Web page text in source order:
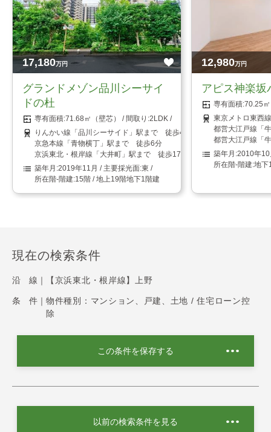
17,180万円
グランドメゾン品川シーサイ
ドの杜
71.68㎡（壁芯）
2LDK
りんかい線「品川シーサイド」駅まで 徒歩4分
京急本線「青物横丁」駅まで 徒歩6分
京浜東北・根岸線「大井町」駅まで 徒歩17分
2019年11月
東
15階 / 地上19階地下1階建
12,980万円
アピス神楽坂
70.25
東京メトロ東西
都営大江戸線「
都営大江戸線「
2010年10
地下
現在の検索条件
沿 線｜ 【京浜東北・根岸線】上野
条 件｜ 物件種別：マンション、戸建、土地 / 住宅ローン控
除
この条件を保存する
以前の検索条件を見る